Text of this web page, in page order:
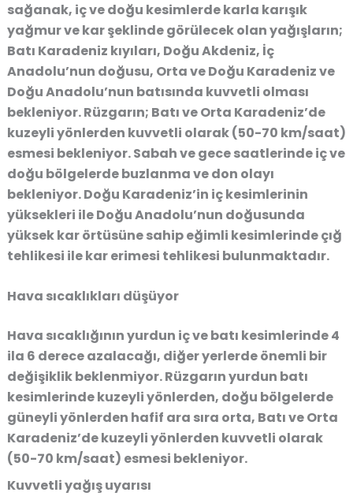
sağanak, iç ve doğu kesimlerde karla karışık
yağmur ve kar şeklinde görülecek olan yağışların;
Batı Karadeniz kıyıları, Doğu Akdeniz, İç
Anadolu’nun doğusu, Orta ve Doğu Karadeniz ve
Doğu Anadolu’nun batısında kuvvetli olması
bekleniyor. Rüzgarın; Batı ve Orta Karadeniz’de
kuzeyli yönlerden kuvvetli olarak (50-70 km/saat)
esmesi bekleniyor. Sabah ve gece saatlerinde iç ve
doğu bölgelerde buzlanma ve don olayı
bekleniyor. Doğu Karadeniz’in iç kesimlerinin
yüksekleri ile Doğu Anadolu’nun doğusunda
yüksek kar örtüsüne sahip eğimli kesimlerinde çığ
tehlikesi ile kar erimesi tehlikesi bulunmaktadır.
Hava sıcaklıkları düşüyor
Hava sıcaklığının yurdun iç ve batı kesimlerinde 4
ila 6 derece azalacağı, diğer yerlerde önemli bir
değişiklik beklenmiyor. Rüzgarın yurdun batı
kesimlerinde kuzeyli yönlerden, doğu bölgelerde
güneyli yönlerden hafif ara sıra orta, Batı ve Orta
Karadeniz’de kuzeyli yönlerden kuvvetli olarak
(50-70 km/saat) esmesi bekleniyor.
Kuvvetli yağış uyarısı